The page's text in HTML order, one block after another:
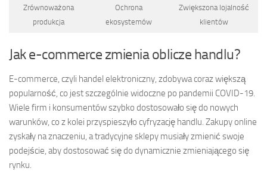
Zrównoważona
produkcja
Ochrona
ekosystemów
Zwiększona lojalność
klientów
Jak e-commerce zmienia oblicze handlu?
E-commerce, czyli handel elektroniczny, zdobywa coraz większą
popularność, co jest szczególnie widoczne po pandemii COVID-19.
Wiele firm i konsumentów szybko dostosowało się do nowych
warunków, co z kolei przyspieszyło cyfryzację handlu. Zakupy online
zyskały na znaczeniu, a tradycyjne sklepy musiały zmienić swoje
podejście, aby dostosować się do dynamicznie zmieniającego się
rynku.